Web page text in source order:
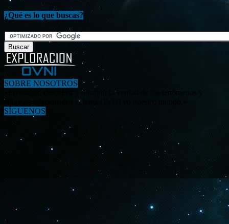
¿Qué es lo que buscas?
SOBRE NOSOTROS
«Investigar, descubrir y difundir la verdad de los fenómenos y
enigmas relacionados al tema OVNI en nuestro mundo.»
SÍGUENOS